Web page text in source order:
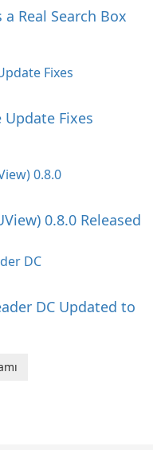
Real Search Box
Fixes
0.8.0 Released
DC Updated to